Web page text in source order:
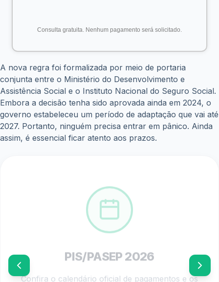
Consulta gratuita. Nenhum pagamento será solicitado.
A nova regra foi formalizada por meio de portaria
conjunta entre o Ministério do Desenvolvimento e
Assistência Social e o Instituto Nacional do Seguro Social.
Embora a decisão tenha sido aprovada ainda em 2024, o
governo estabeleceu um período de adaptação que vai até
2027. Portanto, ninguém precisa entrar em pânico. Ainda
assim, é essencial ficar atento aos prazos.
PIS/PASEP 2026
Confira o calendário oficial de pagamentos e os